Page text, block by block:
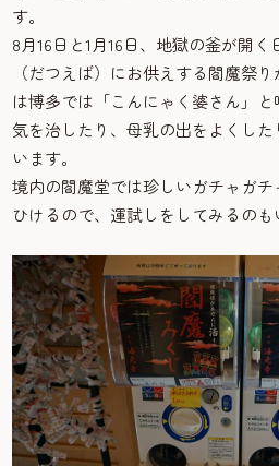
す。
8月16日と1月16日、地獄の釜が開
（だつえば）にお供えする閻魔祭
は博多では「こんにゃく婆さん」
気を治したり、母乳の出をよくし
います。
境内の閻魔堂では珍しいガチャガ
ひけるので、運試しをしてみるのも